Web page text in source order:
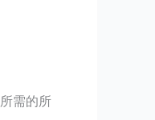
需的所